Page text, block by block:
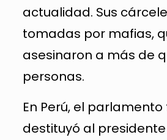
actualidad. Sus
tomadas por mafias,
asesinaron a más de
personas.
En Perú, el
destituyó al